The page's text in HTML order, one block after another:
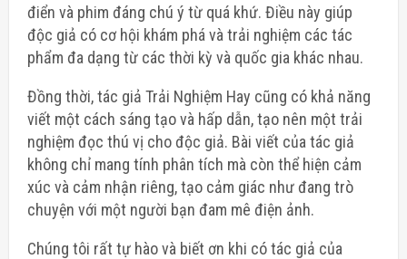
điển và phim đáng chú ý từ quá khứ. Điều này giúp
độc giả có cơ hội khám phá và trải nghiệm các tác
phẩm đa dạng từ các thời kỳ và quốc gia khác nhau.
Đồng thời, tác giả Trải Nghiệm Hay cũng có khả năng
viết một cách sáng tạo và hấp dẫn, tạo nên một trải
nghiệm đọc thú vị cho độc giả. Bài viết của tác giả
không chỉ mang tính phân tích mà còn thể hiện cảm
xúc và cảm nhận riêng, tạo cảm giác như đang trò
chuyện với một người bạn đam mê điện ảnh.
Chúng tôi rất tự hào và biết ơn khi có tác giả của